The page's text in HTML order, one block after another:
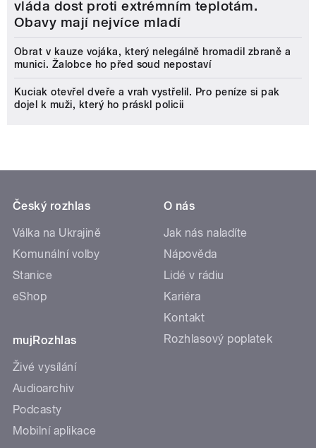
vláda dost proti extrémním teplotám.
Obavy mají nejvíce mladí
Obrat v kauze vojáka, který nelegálně hromadil zbraně a
munici. Žalobce ho před soud nepostaví
Kuciak otevřel dveře a vrah vystřelil. Pro peníze si pak
dojel k muži, který ho práskl policii
Český rozhlas
Válka na Ukrajině
Komunální volby
Stanice
eShop
mujRozhlas
Živé vysílání
Audioarchiv
Podcasty
Mobilní aplikace
O nás
Jak nás naladíte
Nápověda
Lidé v rádiu
Kariéra
Kontakt
Rozhlasový poplatek